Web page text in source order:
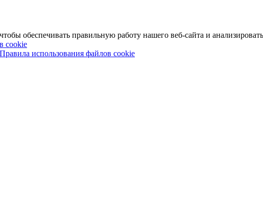
обеспечивать правильную работу нашего веб-сайта и
cookie
Правила использования файлов cookie